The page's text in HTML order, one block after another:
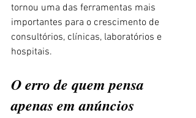
tornou uma das ferramentas mais
importantes para o crescimento de
consultórios, clínicas, laboratórios e
hospitais.
O erro de quem pensa
apenas em anúncios